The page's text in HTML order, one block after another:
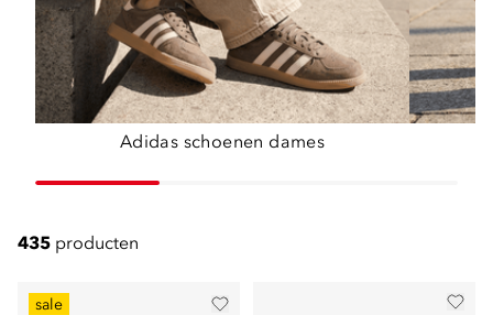
Adidas schoenen dames
435 producten
sale